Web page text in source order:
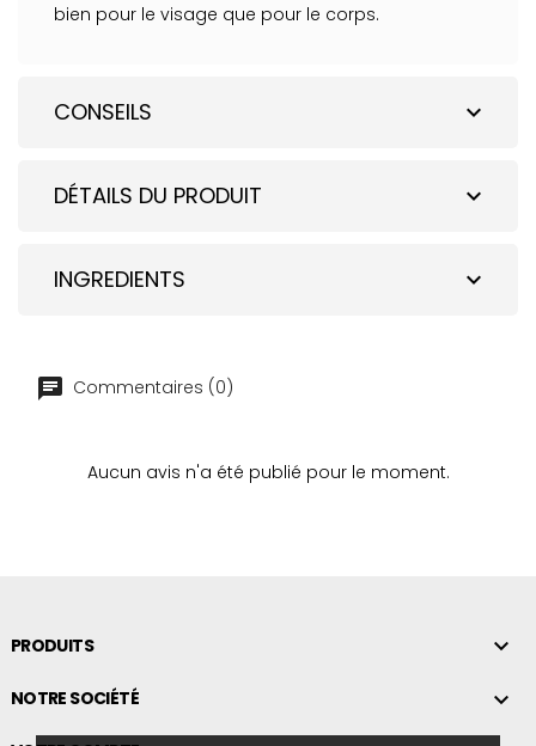
bien pour le visage que pour le corps.
expand_more
CONSEILS
expand_more
DÉTAILS DU PRODUIT
expand_more
INGREDIENTS
Commentaires (0)
Aucun avis n'a été publié pour le moment.
PRODUITS 
NOTRE SOCIÉTÉ 